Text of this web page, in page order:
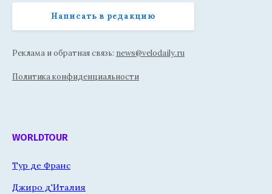
Написать в редакцию
Реклама и обратная связь: news@velodaily.ru
Политика конфиденциальности
WORLDTOUR
Тур де Франс
Джиро д'Италия